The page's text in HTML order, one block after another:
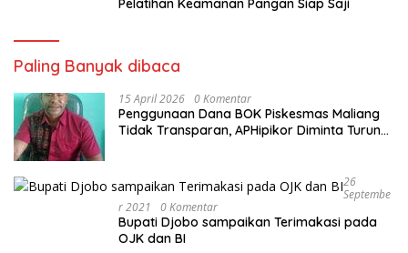
Pelatihan Keamanan Pangan Siap Saji
Paling Banyak dibaca
15 April 2026 0 Komentar
Penggunaan Dana BOK Piskesmas Maliang
Tidak Transparan, APHipikor Diminta Turun
26
Septembe
R 2021
0 Komentar
Bupati Djobo sampaikan Terimakasi pada
OJK dan BI